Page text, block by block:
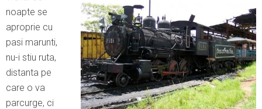
noapte se
aproprie cu
pasi marunti,
nu-i stiu ruta,
distanta pe
care o va
parcurge, ci